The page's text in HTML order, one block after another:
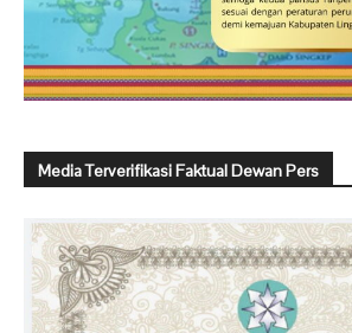
Media Terverifikasi Faktual Dewan Pers